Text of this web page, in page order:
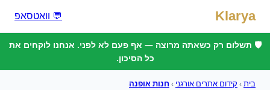
Klarya 💬 וואטסאפ
🛡️ תשלום רק כשאתה מרוצה — אף פעם לא לפני. אנחנו לוקחים את
כל הסיכון.
בית› קידום אתרים אורגני › חנות אופנה